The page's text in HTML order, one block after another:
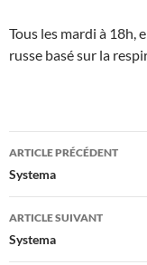
Tous les mardi à 18h,
russe basé sur la
Navigation
des
articles
ARTICLE PRÉCÉDENT
Systema
ARTICLE SUIVANT
Systema